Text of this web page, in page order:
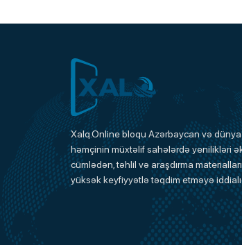
Xalq.Online
Onlayn Platforma
Xalq.Online bloqu Azərbaycan və
həmçinin müxtəlif sahələrdə yenilikləri
cümlədən, təhlil və araşdırma
yüksək keyfiyyətlə təqdim etməyə